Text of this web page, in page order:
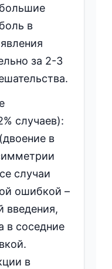
в
за 2-3
случаев):
в
случаи
ошибкой –
введения,
в соседние
в